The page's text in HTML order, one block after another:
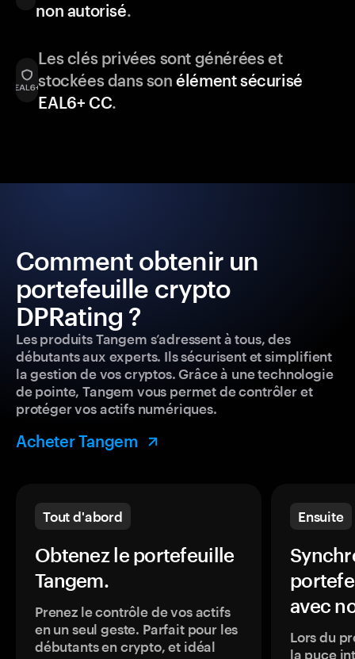
non autorisé.
Les clés privées sont générées et
stockées dans sonélément sécurisé
EAL6+ CC.
Comment obtenir un
portefeuille crypto
DPRating ?
Les produits Tangem s’adressent à tous, des
débutants aux experts. Ils sécurisent et simplifient
la gestion de vos cryptos. Grâce à une technologie
de pointe, Tangem vous permet de contrôler et
protéger vos actifs numériques.
Acheter Tangem
Tout d'abord
Obtenez le portefeuille
Tangem.
Prenez le contrôle de vos actifs
en un seul geste. Parfait pour les
débutants en crypto, et idéal
Ensuite
avec
Lors du
la puce